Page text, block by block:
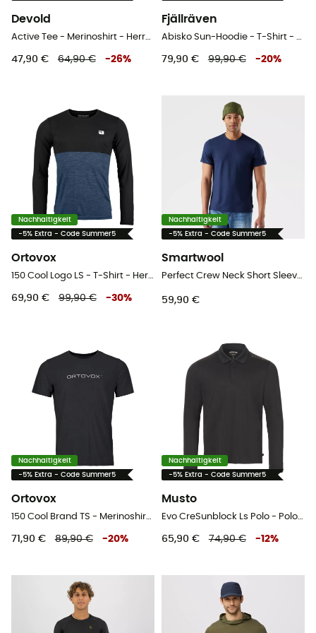
Devold
47,90 € 64,90 € -26%
Fjällräven
79,90 € 99,90 € -20%
Nachhaltigkeit
-5% Extra - Code Summer5
Ortovox
69,90 € 99,90 € -30%
Nachhaltigkeit
-5% Extra - Code Summer5
Smartwool
59,90 €
Nachhaltigkeit
-5% Extra - Code Summer5
Ortovox
71,90 € 89,90 € -20%
Nachhaltigkeit
-5% Extra - Code Summer5
Musto
65,90 € 74,90 € -12%